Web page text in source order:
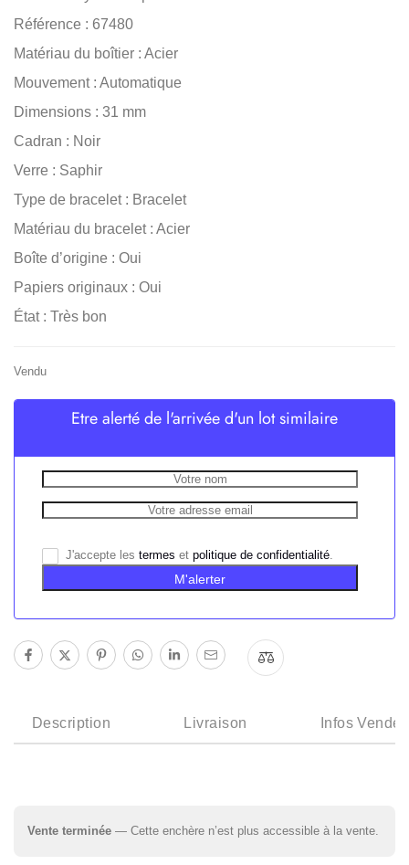
Référence : 67480
Matériau du boîtier : Acier
Mouvement : Automatique
Dimensions : 31 mm
Cadran : Noir
Verre : Saphir
Type de bracelet : Bracelet
Matériau du bracelet : Acier
Boîte d’origine : Oui
Papiers originaux : Oui
État : Très bon
Vendu
Etre alerté de l'arrivée d'un lot similaire
J'accepte les termes et politique de confidentialité.
M'alerter
Description Livraison Infos
Vente terminée — Cette enchère n’est plus accessible à la vente.